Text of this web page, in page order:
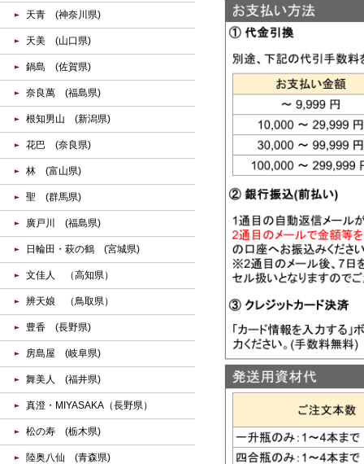
天青 (神奈川県)
天美 (山口県)
鍋島 (佐賀県)
奈良萬 (福島県)
根知男山 (新潟県)
花巴 (奈良県)
林 (富山県)
聖 (群馬県)
廣戸川 (福島県)
日輪田・萩の鶴 (宮城県)
文佳人 （高知県）
辨天娘 （鳥取県）
豊香 (長野県)
房島屋 (岐阜県)
舞美人 (福井県)
真澄・MIYASAKA（長野県）
松の寿 (栃木県)
陸奥八仙 (青森県)